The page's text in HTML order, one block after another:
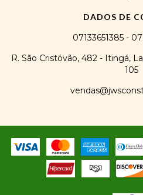
DADOS DE
07133651385 -
R. São Cristóvão, 482 - Itingá,
105